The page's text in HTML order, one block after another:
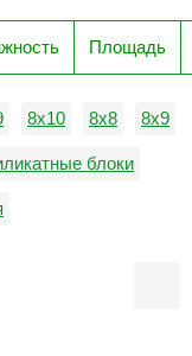
Площадь
8х10 8х8 8х9
блоки